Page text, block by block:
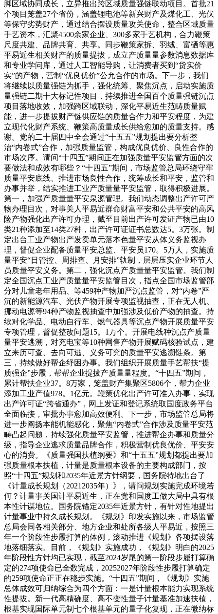
脚区域协同成长，立异推出跨区域质量强链联动项目。首批21
个项目笼盖27个省份，涵盖锂电池等新兴财产及煤化工、光伏
等保守劣势财产，通过结合摆设质量攻关使命，整合区域质量
手艺资本，汇聚4500余家企业、300多家手艺机构，合力鞭策
尺度共建、品牌共育、共享。同步鞭策家拆、羽绒、富硒等惠
平易近生相关财产的质量提拔，成立产质量量参数消息数据库
和专业学问库，通过人工智能导购，让消费者买到“货实价
实”的产物，营制“优良优价”公允合作的市场。下一步，我们
将继续以质量强链为抓手，强化统筹、聚焦沉点，启动实施质
量强链二期十大标记性项目，持续推进全国百个质量强链沉点
项目落地收效，加强跨区域联动，深化平易近生范畴质量赋
能，进一步提拔财产链供应链的质量合作力和平安程度，为建
立现代化财产系统、鞭策高质量成长供给愈加的质量支持。感
谢。党的二十届四中全会通过“十五五”规划提出要分析整
治“内卷式”合作，加强质量监管，构成优良优价、良性合作的
市场次序。请问“十四五”期间正在加强质量平安监管方面的次
要做法和成效有哪些？“十四五”期间，市场监管总局环绕守牢
质量平安底线、推进市场良性合作，统筹成长和平安，监管和
办事并举，结实推进工业产质量量平安监管，取得积极进展。
第一，加强产质量量平安泉源管理。我们动态调整出产许可产
物办理目次，对事关人平易近群命财富平安和公共平安的高风
险产物强化出产许可办理，截至目前出产许可发证产物已由10
类21种添加至14类27种，出产许可证证书总数达5。3万张。制
定出台工业产物出产发卖单元落本色量平安从体义务监视办
理，督促企业配备质量平安总监、平安员170。5万人，实施质
量平安“日管控、周排查、月安排”轨制，层层压实企业环节人
员质量平安义务。第二，强化沉点产质量量平安监管。我们制
定全国沉点工业产质量量平安监管目次，指点全国市场监管部
分对儿童老年用品、等459种产物加严沉点监管，对“内卷”严
沉的新能源汽车、光伏产物开展专项监视抽查，正在无人机、
挪动电源等94种产物监视抽查中加强涉及低价产物的抽查。持
续对化学品、电动自行车、燃气器具等沉点产物开展质量平安
专项管理，督促整改问题15。1万个。开展电线种沉点产质量
量平安逃溯，对充电宝等10种网售产物开展赋码核验试点，建
立来历可查、去向可逃、义务可究的质量平安逃溯链条。第
三，持续做好帮企纾困办事。我们组织开展质量手艺帮扶“提
质强企”步履，帮帮企业提拔产质量量程度。“十四五”期间，
累计帮扶企业37。8万家，笼盖财产集聚区5806个，帮力企业
添加工业产值978。1亿元。鞭策优化出产许可准入办事，实现
出产许可证“跨省通办”，网上发证和登记系统取国度政务平台
全面临接，审批办事愈加高效便利。下一步，市场监管总局将
进一步阐扬本能机能感化，聚焦“内卷式”合作涉及质量平安范
畴凸起问题，持续强化质量平安监管，推进帮企办事和质量分
级，指导企业逃求质量品牌合作，积极营制优良优价、平安安
心的消费。《质量强国扶植纲要》和“十五五”规划都提出要加
强质量根本扶植，计量是质量根本设备的主要构成部门，按
照“十四五”规划和2035年近景方针纲要，国务院特地出台了
《计量成长规划（20212035年）》，请问规划实施完成环境若
何？计量事关国计平易近生，正在党和国度工做大局中具有根
本性计谋地位。国务院锚定2035年近景方针，有针对性地提出
计量事业中持久成长规划。《规划》印发实施以来，市场监管
总局会同各相关部分、地方企业和处所各级人平易近，按照三
年一个阶段性步履打算的体例，滚动推进《规划》各项摆设落
地落细落实。目前，《规划》实施成功，《规划》明白的2025
年阶段性方针均已实现，截至2024岁尾的第一阶段步履打算确
定的274项使命已全数完成，20252027年阶段性步履打算确定
的259项使命正正在稳步实施。“十四五”期间，《规划》实施
总体成效可归纳综合为四个方面：一是计量根本能力实现系统
性提拔。新一代高精确度、高不变性量子计量基准加速扶植，
根基实现国际单元制七个根基单元的量子化复现，正在微纳标